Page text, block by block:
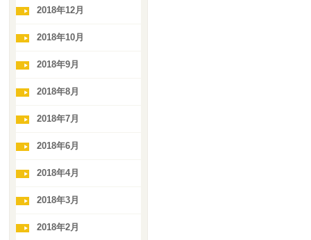
2018年12月
2018年10月
2018年9月
2018年8月
2018年7月
2018年6月
2018年4月
2018年3月
2018年2月